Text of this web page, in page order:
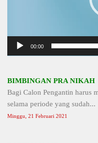
00:00
BIMBINGAN PRA NIKAH
Bagi Calon Pengantin harus
selama periode yang sudah...
Minggu, 21 Februari 2021